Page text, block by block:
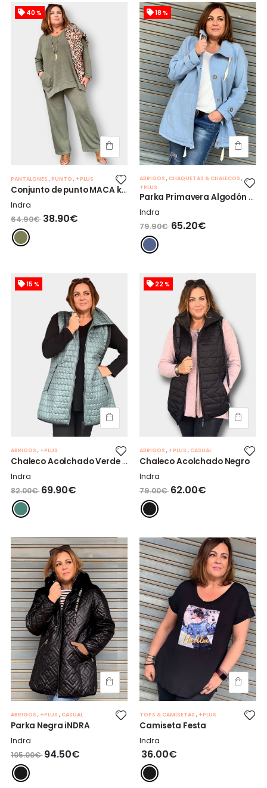
40 %
PANTALONES ,PUNTO , +PLUS
Conjunto de punto MACA kaki.
Indra
64.90€ 38.90€
18 %
ABRIGOS , CHAQUETAS & CHALECOS ,
+PLUS
Parka Primavera Algodón Azul
Indra
79.90€ 65.20€
15 %
ABRIGOS , +PLUS
Chaleco Acolchado Verde + Largo
Indra
82.00€ 69.90€
22 %
ABRIGOS , +PLUS , CASUAL
Chaleco Acolchado Negro
Indra
79.00€ 62.00€
ABRIGOS , +PLUS , CASUAL
Parka Negra iNDRA
Indra
105.00€ 94.50€
TOPS & CAMISETAS , +PLUS
Camiseta Festa
Indra
36.00€